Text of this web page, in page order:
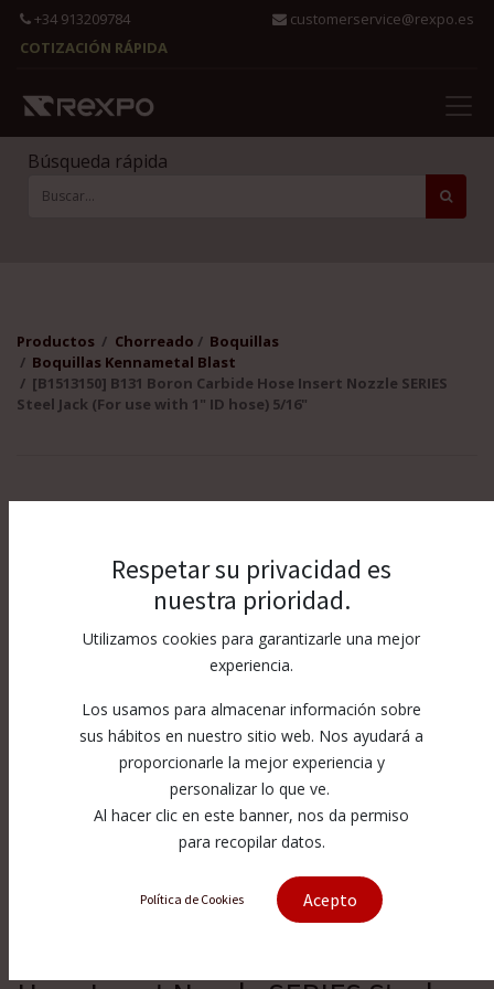
+34 913209784
customerservice@rexpo.es
COTIZACIÓN RÁPIDA
Búsqueda rápida
Productos Chorreado
Boquillas
Boquillas Kennametal Blast
[B1513150] B131 Boron Carbide Hose Insert Nozzle SERIES
Steel Jack (For use with 1" ID hose) 5/16"
Respetar su privacidad es
nuestra prioridad.
Utilizamos cookies para garantizarle una mejor
experiencia.
Los usamos para almacenar información sobre
sus hábitos en nuestro sitio web. Nos ayudará a
proporcionarle la mejor experiencia y
personalizar lo que ve.
Al hacer clic en este banner, nos da permiso
para recopilar datos.
Política de Cookies Acepto